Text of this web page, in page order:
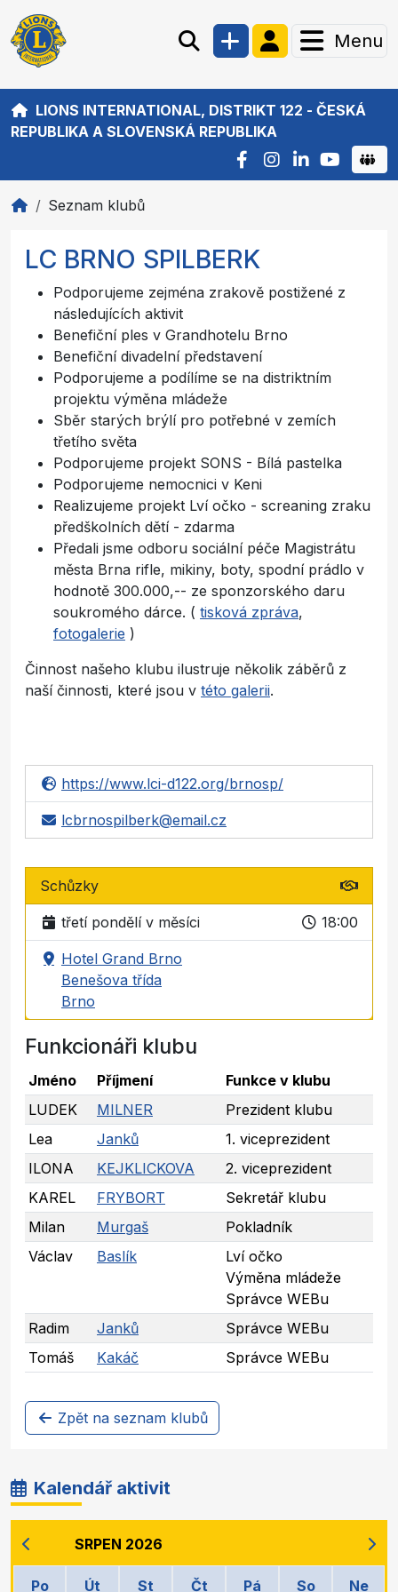
Menu
LIONS INTERNATIONAL, DISTRIKT 122 - ČESKÁ
REPUBLIKA A SLOVENSKÁ REPUBLIKA
Seznam klubů
LC BRNO SPILBERK
Podporujeme zejména zrakově postižené z
následujících aktivit
Benefiční ples v Grandhotelu Brno
Benefiční divadelní představení
Podporujeme a podílíme se na distriktním
projektu výměna mládeže
Sběr starých brýlí pro potřebné v zemích
třetího světa
Podporujeme projekt SONS - Bílá pastelka
Podporujeme nemocnici v Keni
Realizujeme projekt Lví očko - screaning zraku
předškolních dětí - zdarma
Předali jsme odboru sociální péče Magistrátu
města Brna rifle, mikiny, boty, spodní prádlo v
hodnotě 300.000,-- ze sponzorského daru
soukromého dárce. ( tisková zpráva,
fotogalerie )
Činnost našeho klubu ilustruje několik záběrů z
naší činnosti, které jsou v této galerii.
https://www.lci-d122.org/brnosp/
lcbrnospilberk@email.cz
Schůzky
třetí pondělí v měsíci 18:00
Hotel Grand Brno
Benešova třída
Brno
Funkcionáři klubu
Jméno Příjmení
Funkce v klubu
LUDEK
MILNER
Prezident klubu
Lea
Janků
1. viceprezident
ILONA
KEJKLICKOVA
2. viceprezident
KAREL
FRYBORT
Sekretář klubu
Milan
Murgaš
Pokladník
Václav
Baslík
Lví očko
Výměna mládeže
Správce WEBu
Radim
Janků
Správce WEBu
Tomáš
Kakáč Správce WEBu
Zpět na seznam klubů
Kalendář aktivit
SRPEN 2026
Po Út St Čt Pá So Ne